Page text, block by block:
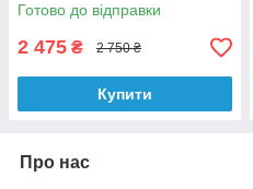
Готово до відправки
2 475 ₴ 2 750 ₴
Купити
Про нас